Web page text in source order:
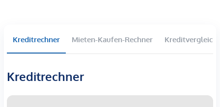
hervorragende Infrastruktur rund um den Schwedenplatz,
vielfältige Gastronomie, Einkaufsmöglichkeiten sowie für
Flughaben, 1 Station mit der U-Bahn und schneller Umstieg
zum CAT (City Airport Train), ein absolutes Highlight.
Kreditrechner Mieten-Kaufen-Rechner Kreditvergleich
Kreditrechner